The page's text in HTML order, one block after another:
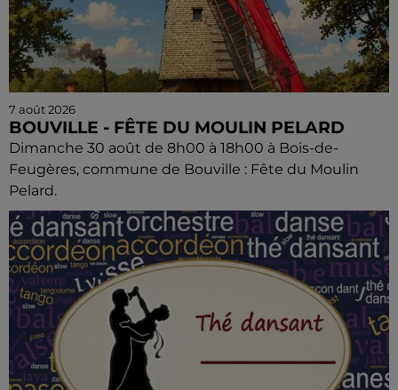
7 août 2026
BOUVILLE - FÊTE DU MOULIN PELARD
Dimanche 30 août de 8h00 à 18h00 à Bois-de-
Feugères, commune de Bouville : Fête du Moulin
Pelard.